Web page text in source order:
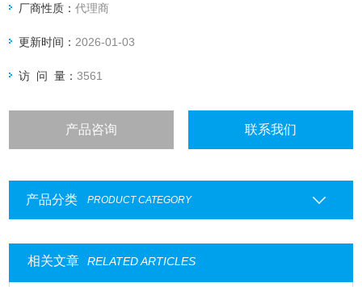
厂商性质：代理商
更新时间： 2026-01-03
访 问 量：3561
产品咨询 联系我们
产品分类 PRODUCT CATEGORY
相关文章 RELATED ARTICLES